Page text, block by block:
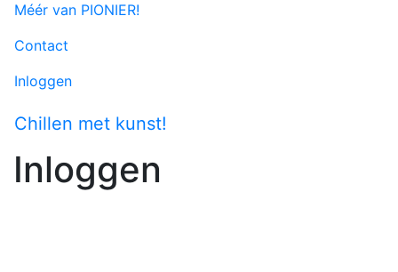
Méér van PIONIER!
Contact
Inloggen
Chillen met kunst!
Inloggen